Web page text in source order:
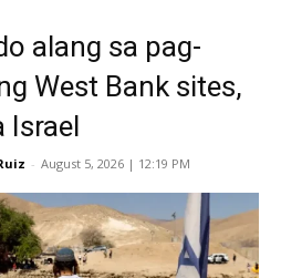
alang sa pag-
West Bank sites,
Israel
- August 5, 2026 | 12:19 PM